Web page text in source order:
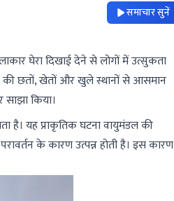
समाचार सुनें
घेरा दिखाई देने से लोगों में उत्सुकता
की छतों, खेतों और खुले स्थानों से आसमान
किया।
है। यह प्राकृतिक घटना वायुमंडल की
के कारण उत्पन्न होती है। इस कारण